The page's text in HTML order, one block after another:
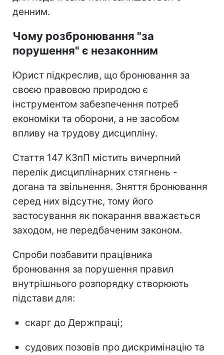
денним.
Чому розбронювання "за
порушення" є незаконним
Юрист підкреслив, що бронювання за
своєю правовою природою є
інструментом забезпечення потреб
економіки та оборони, а не засобом
впливу на трудову дисципліну.
Стаття 147 КЗпП містить вичерпний
перелік дисциплінарних стягнень -
догана та звільнення. Зняття бронювання
серед них відсутнє, тому його
застосування як покарання вважається
заходом, не передбаченим законом.
Спроби позбавити працівника
бронювання за порушення правил
внутрішнього розпорядку створюють
підстави для:
скарг до Держпраці;
судових позовів про дискримінацію та